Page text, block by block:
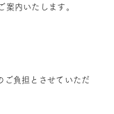
案内いたします。
ご負担とさせていただ